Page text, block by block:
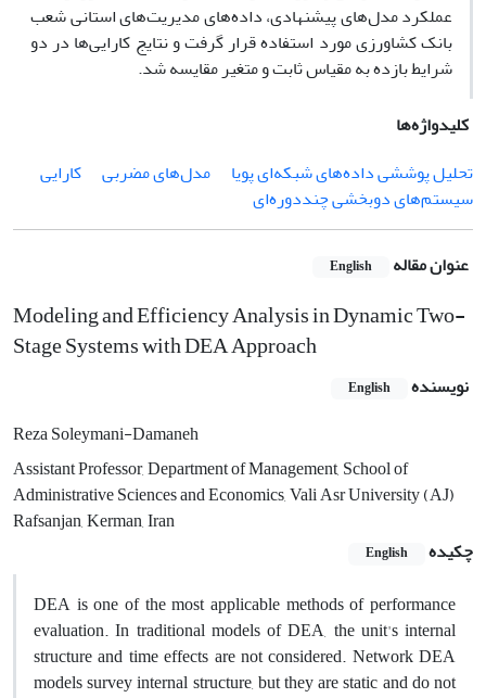
عملکرد مدل‌های پیشنهادی، داده‌های مدیریت‌های استانی شعب
بانک کشاورزی مورد استفاده قرار گرفت و نتایج کارایی‌ها در دو
شرایط بازده به مقیاس ثابت و متغیر مقایسه شد.
کلیدواژه‌ها
تحلیل پوششی داده‌های شبکه‌ای پویا
مدل‌های مضربی
کارایی
سیستم‌های دوبخشی چنددوره‌ای
عنوان مقاله English
Modeling and Efficiency Analysis in Dynamic Two-
Stage Systems with DEA Approach
نویسنده English
Reza Soleymani-Damaneh
Assistant Professor, Department of Management, School of
Administrative Sciences and Economics, Vali Asr University (AJ)
Rafsanjan, Kerman, Iran
چکیده
English
DEA is one of the most applicable methods of performance
evaluation. In traditional models of DEA, the unit's internal
structure and time effects are not considered. Network DEA
models survey internal structure, but they are static and do not